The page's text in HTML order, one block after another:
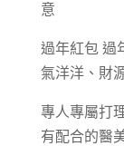
意
過年紅包 過
氣洋洋、財
專人專屬打
有配合的醫